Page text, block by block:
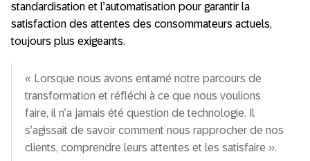
standardisation et l’automatisation pour garantir la
satisfaction des attentes des consommateurs actuels,
toujours plus exigeants.
« Lorsque nous avons entamé notre parcours de
transformation et réfléchi à ce que nous voulions
faire, il n’a jamais été question de technologie. Il
s’agissait de savoir comment nous rapprocher de nos
clients, comprendre leurs attentes et les satisfaire ».